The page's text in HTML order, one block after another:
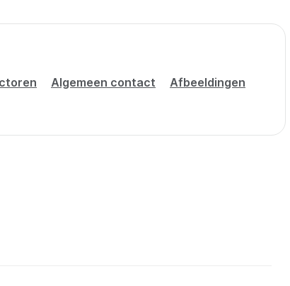
Algemeen contact
Afbeeldingen